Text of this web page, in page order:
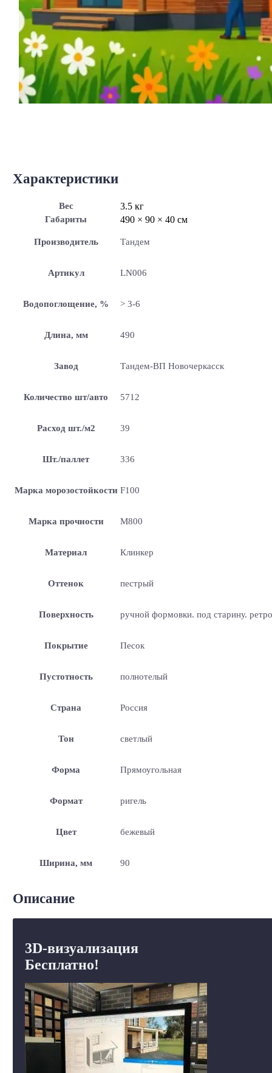
Характеристики
Вес 3.5 кг
Габариты 490 × 90 × 40 см
Производитель Тандем
Артикул LN006
Водопоглощение, % > 3-6
Длина, мм 490
Завод Тандем-ВП Новочеркасск
Количество шт/авто 5712
Расход шт./м2 39
Шт./паллет 336
Марка морозостойкости F100
Марка прочности М800
Материал Клинкер
Оттенок пестрый
Поверхность ручной формовки. под старину. ретро
Покрытие Песок
Пустотность полнотелый
Страна Россия
Тон светлый
Форма Прямоугольная
Формат ригель
Цвет бежевый
Ширина, мм 90
Описание
3D-визуализация
Бесплатно!